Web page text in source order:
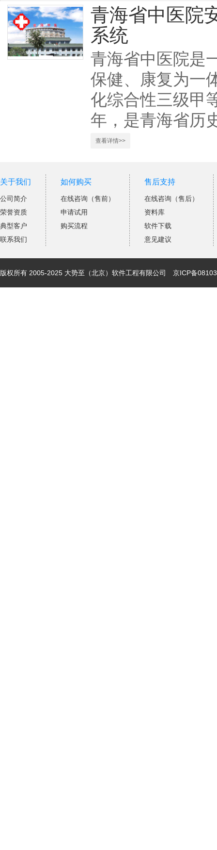
青海省中医院
系统
青海省中医院是
保健、康复为一
化综合性三级甲
年，是青海省历
查看详情>>
关于我们
公司简介
荣誉资质
典型客户
联系我们
如何购买
在线咨询（售前）
申请试用
购买流程
售后支持
在线咨询（售后）
资料库
软件下载
意见建议
版权所有 2005-2025 大势至（北京）软件工程有限公司 京ICP备